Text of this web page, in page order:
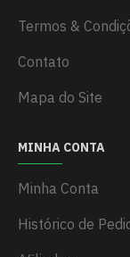
Termos &
Contato
Mapa do Site
MINHA CONTA
Minha Conta
Histórico de